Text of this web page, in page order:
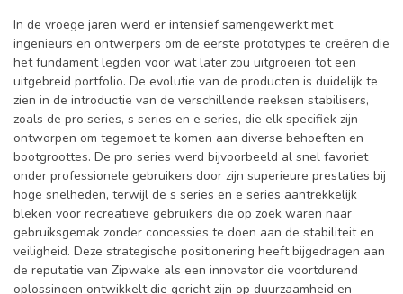
In de vroege jaren werd er intensief samengewerkt met
ingenieurs en ontwerpers om de eerste prototypes te creëren die
het fundament legden voor wat later zou uitgroeien tot een
uitgebreid portfolio. De evolutie van de producten is duidelijk te
zien in de introductie van de verschillende reeksen stabilisers,
zoals de pro series, s series en e series, die elk specifiek zijn
ontworpen om tegemoet te komen aan diverse behoeften en
bootgroottes. De pro series werd bijvoorbeeld al snel favoriet
onder professionele gebruikers door zijn superieure prestaties bij
hoge snelheden, terwijl de s series en e series aantrekkelijk
bleken voor recreatieve gebruikers die op zoek waren naar
gebruiksgemak zonder concessies te doen aan de stabiliteit en
veiligheid. Deze strategische positionering heeft bijgedragen aan
de reputatie van Zipwake als een innovator die voortdurend
oplossingen ontwikkelt die gericht zijn op duurzaamheid en